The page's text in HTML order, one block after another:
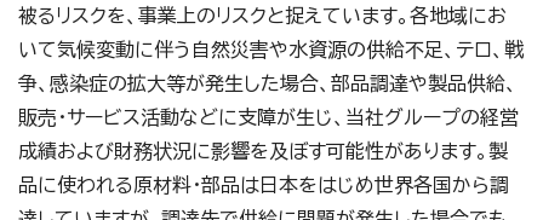
被るリスクを、事業上のリスクと捉えています。各地域にお
いて気候変動に伴う自然災害や水資源の供給不足、テロ、戦
争、感染症の拡大等が発生した場合、部品調達や製品供給、
販売・サービス活動などに支障が生じ、当社グループの経営
成績および財務状況に影響を及ぼす可能性があります。製
品に使われる原材料・部品は日本をはじめ世界各国から調